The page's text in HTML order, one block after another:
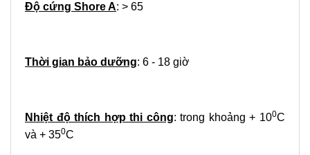
Độ cứng Shore A: > 65
Thời gian bảo dưỡng: 6 - 18 giờ
Nhiệt độ thích hợp thi công: trong khoảng + 100C
và + 350C